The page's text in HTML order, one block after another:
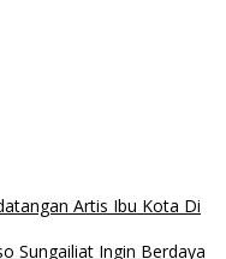
Artis Ibu Kota Di
Sungailiat Ingin Berdaya